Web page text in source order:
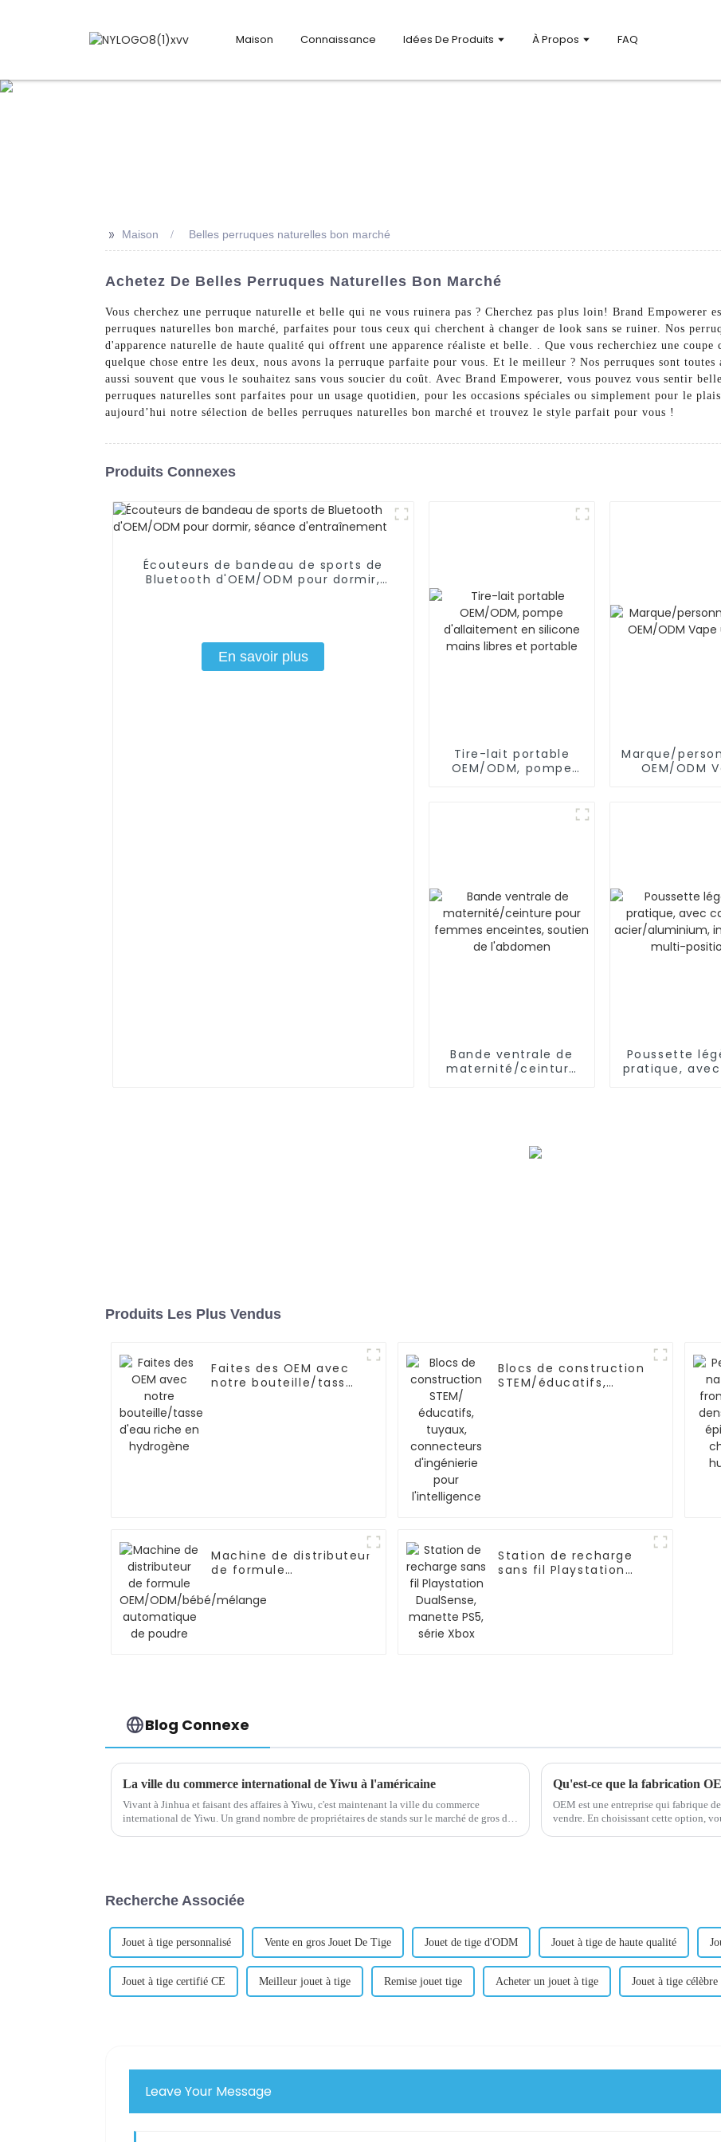
Maison Connaissance Idées De Produits À Propos FAQ
>> Maison Belles perruques naturelles bon marché
Achetez De Belles Perruques Naturelles Bon Marché
Vous cherchez une perruque naturelle et belle qui ne vous ruinera pas ? Cherchez pas plus loin! Brand Empowerer
perruques naturelles bon marché, parfaites pour tous ceux qui cherchent à changer de look sans se ruiner. Nos
d'apparence naturelle de haute qualité qui offrent une apparence réaliste et belle. . Que vous recherchiez une coupe
quelque chose entre les deux, nous avons la perruque parfaite pour vous. Et le meilleur ? Nos perruques sont toutes
aussi souvent que vous le souhaitez sans vous soucier du coût. Avec Brand Empowerer, vous pouvez vous sentir
perruques naturelles sont parfaites pour un usage quotidien, pour les occasions spéciales ou simplement pour le
aujourd’hui notre sélection de belles perruques naturelles bon marché et trouvez le style parfait pour vous !
Produits Connexes
Écouteurs de bandeau de sports de
Bluetooth d'OEM/ODM pour dormir,
En savoir plus
Tire-lait portable
OEM/ODM, pompe
Marque/
OEM/ODM
Bande ventrale de
maternité/ceinture
Poussette
pratique,
Produits Les Plus Vendus
Faites des OEM avec
notre bouteille/tasse
Blocs de construction
STEM/éducatifs,
Machine de distributeur
de formule
automatique de poudre
Station de recharge
sans fil Playstation
Blog Connexe
La ville du commerce international de Yiwu à l'américaine
Vivant à Jinhua et faisant des affaires à Yiwu, c'est maintenant la ville du commerce
international de Yiwu. Un grand nombre de propriétaires de stands sur le marché de gros des
Qu'est-ce que la fabrication
OEM est une entreprise qui fabrique
vendre. En choisissant cette option, vous importez puis vendez les produits d’autres
Recherche Associée
Jouet à tige personnalisé Vente en gros Jouet De Tige Jouet de tige d'ODM Jouet à tige de haute qualité
Jouet à tige certifié CE Meilleur jouet à tige Remise jouet tige Acheter un jouet à tige Jouet à tige célèbre
Leave Your Message